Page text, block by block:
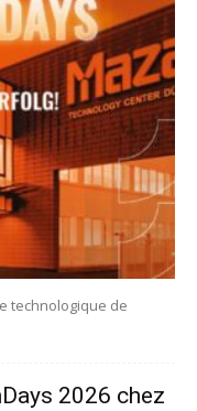
technologique de
2026 chez